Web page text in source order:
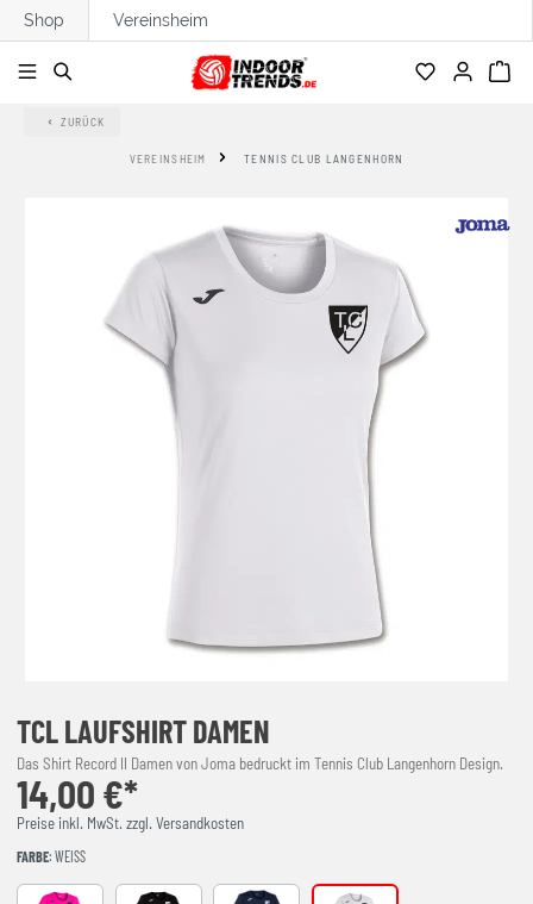
springen
Shop Vereinsheim
ZURÜCK
VEREINSHEIM TENNIS CLUB LANGENHORN
TCL LAUFSHIRT DAMEN
Das Shirt Record II Damen von Joma bedruckt im Tennis Club Langenhorn Design.
14,00 €*
Preise inkl. MwSt. zzgl. Versandkosten
FARBE: WEISS